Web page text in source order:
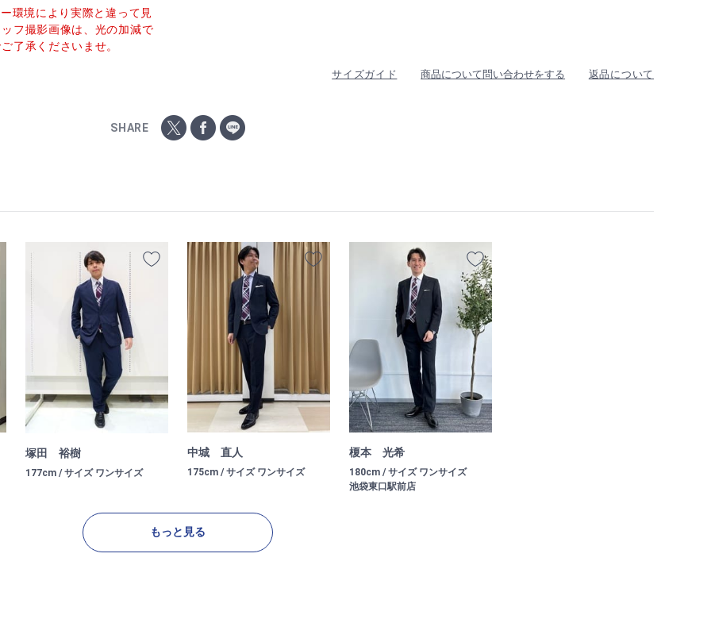
環境により実際と違って見
フ撮影画像は、光の加減で
了承くださいませ。
サイズガイド 商品について問い合わせをする 返品について
SHARE
塚田 裕樹
177cm / サイズ ワンサイズ
中城 直人
175cm / サイズ ワンサイズ
榎本 光希
180cm / サイズ ワンサイズ
池袋東口駅前店
もっと見る